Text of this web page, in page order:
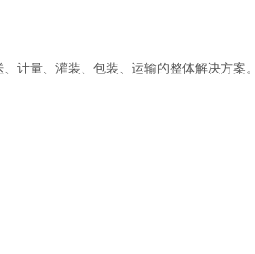
计量、灌装、包装、运输的整体解决方案